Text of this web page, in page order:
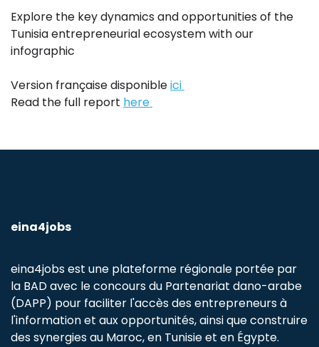
Explore the key dynamics and opportunities of the
Tunisia entrepreneurial ecosystem with our
infographic
Version française disponibleici
Read the full report here
eina4jobs
eina4jobs est une plateforme régionale portée par
la BAD avec le concours du Partenariat dano-arabe
(DAPP) pour faciliter l'accès des entrepreneurs à
l'information et aux opportunités, ainsi que construire
des synergies au Maroc, en Tunisie et en Égypte.